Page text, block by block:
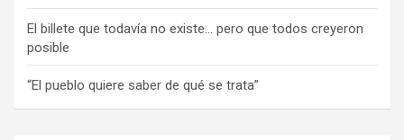
El billete que todavía no existe… pero que todos creyeron
posible
“El pueblo quiere saber de qué se trata”